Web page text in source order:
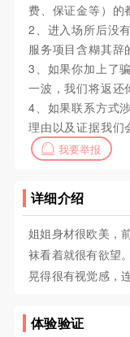
费、保证金等）的
2、进入场所后没
服务项目含糊其辞
3、如果你加上了
一波，我们将返还
4、如果联系方式
理由以及证据我们
我要举报
详细介绍
姐姐身材很欧美，
袜看着就很有欲望
晃得很有视觉感，
体验验证